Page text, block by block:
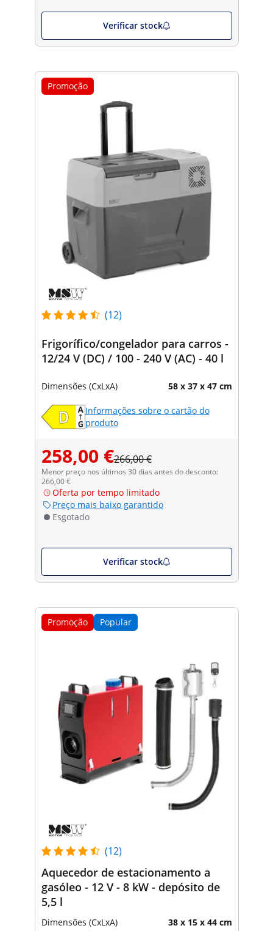
Verificar stock
Promoção
(12)
Frigorífico/congelador para carros -
12/24 V (DC) / 100 - 240 V (AC) - 40 l
Dimensões (CxLxA) 58 x 37 x 47 cm
Informações sobre o cartão do
produto
258,00 €266,00 €
Menor preço nos últimos 30 dias antes do desconto:
266,00 €
Oferta por tempo limitado
Preço mais baixo garantido
Esgotado
Verificar stock
Promoção Popular
(12)
Aquecedor de estacionamento a
gasóleo - 12 V - 8 kW - depósito de
5,5 l
Dimensões (CxLxA) 38 x 15 x 44 cm